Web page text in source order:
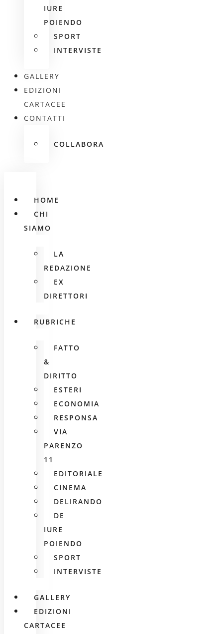
IURE
POIENDO
SPORT
INTERVISTE
GALLERY
EDIZIONI
CARTACEE
CONTATTI
COLLABORA
HOME
CHI
SIAMO
LA
REDAZIONE
EX
DIRETTORI
RUBRICHE
FATTO
&
DIRITTO
ESTERI
ECONOMIA
RESPONSA
VIA
PARENZO
11
EDITORIALE
CINEMA
DELIRANDO
DE
IURE
POIENDO
SPORT
INTERVISTE
GALLERY
EDIZIONI
CARTACEE